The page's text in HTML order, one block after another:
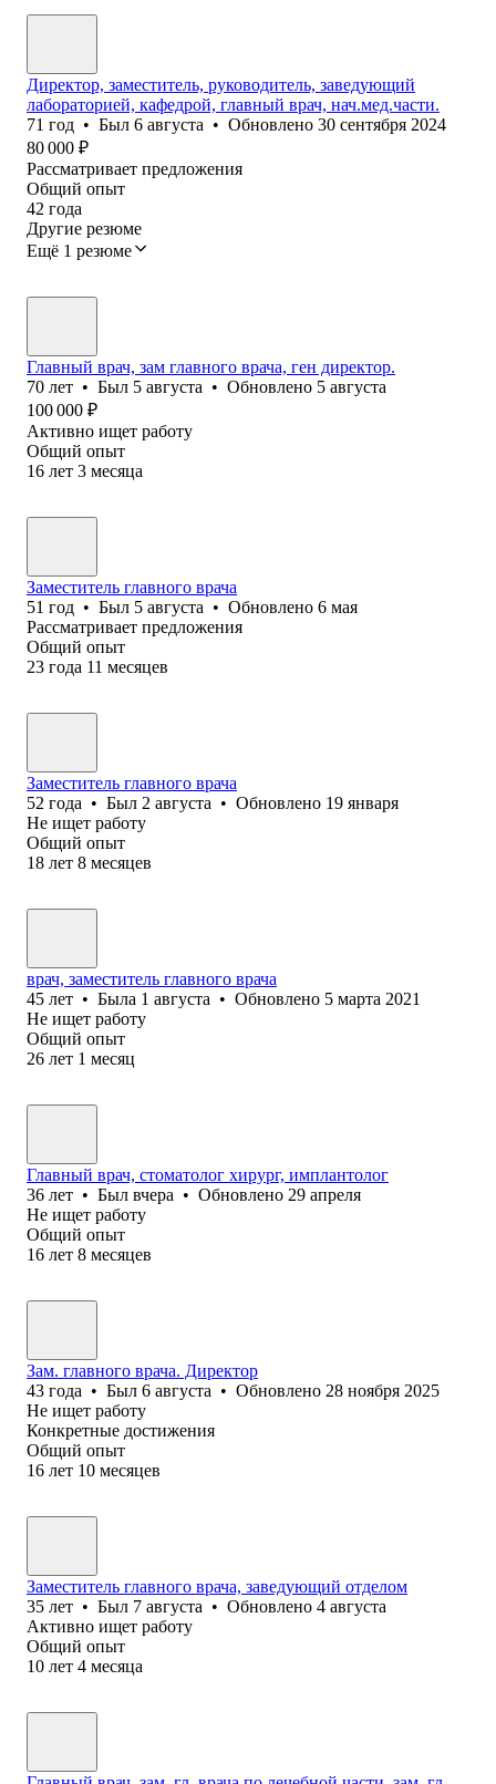
Директор, заместитель, руководитель, заведующий
лабораторией, кафедрой, главный врач, нач.мед.части.
71 год • Был 6 августа • Обновлено 30 сентября 2024
80 000 ₽
Рассматривает предложения
Общий опыт
42 года
Другие резюме
Ещё 1 резюме
Главный врач, зам главного врача, ген директор.
70 лет • Был 5 августа • Обновлено 5 августа
100 000 ₽
Активно ищет работу
Общий опыт
16 лет 3 месяца
Заместитель главного врача
51 год • Был 5 августа • Обновлено 6 мая
Рассматривает предложения
Общий опыт
23 года 11 месяцев
Заместитель главного врача
52 года • Был 2 августа • Обновлено 19 января
Не ищет работу
Общий опыт
18 лет 8 месяцев
врач, заместитель главного врача
45 лет • Была 1 августа • Обновлено 5 марта 2021
Не ищет работу
Общий опыт
26 лет 1 месяц
Главный врач, стоматолог хирург, имплантолог
36 лет • Был вчера • Обновлено 29 апреля
Не ищет работу
Общий опыт
16 лет 8 месяцев
Зам. главного врача. Директор
43 года • Был 6 августа • Обновлено 28 ноября 2025
Не ищет работу
Конкретные достижения
Общий опыт
16 лет 10 месяцев
Заместитель главного врача, заведующий отделом
35 лет • Был 7 августа • Обновлено 4 августа
Активно ищет работу
Общий опыт
10 лет 4 месяца